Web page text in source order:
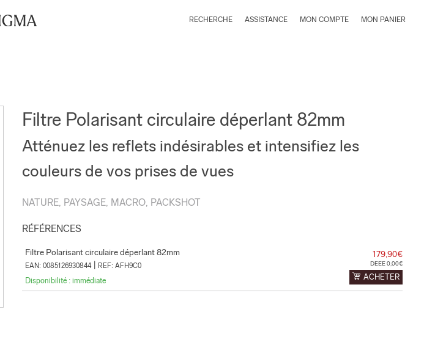
RECHERCHE ASSISTANCE MON COMPTE MON PANIER
Filtre Polarisant circulaire déperlant 82mm
Atténuez les reflets indésirables et intensifiez les
couleurs de vos prises de vues
NATURE, PAYSAGE, MACRO, PACKSHOT
RÉFÉRENCES
Filtre Polarisant circulaire déperlant 82mm
EAN: 0085126930844 | REF: AFH9C0
Disponibilité : immédiate
179,90€
DEEE 0,00€
ACHETER